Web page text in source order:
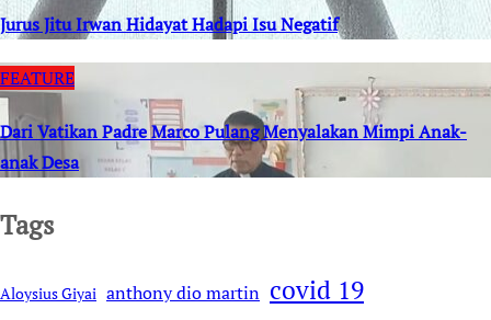
Jurus Jitu Irwan Hidayat Hadapi Isu Negatif
FEATURE
Dari Vatikan Padre Marco Pulang Menyalakan Mimpi Anak-
anak Desa
Tags
Aloysius Giyai anthony dio martin covid 19